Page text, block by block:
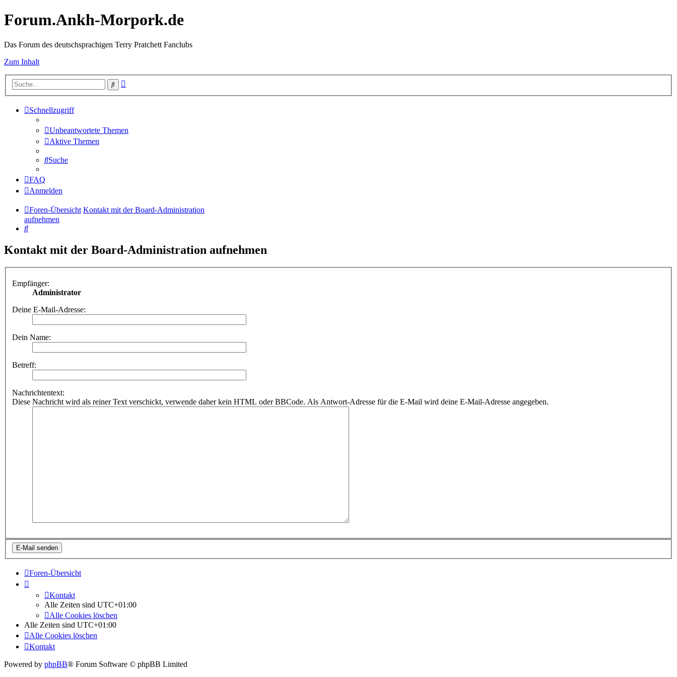
Forum.Ankh-Morpork.de
Das Forum des deutschsprachigen Terry Pratchett Fanclubs
Zum Inhalt
Suche
Schnellzugriff
Unbeantwortete Themen
Aktive Themen
Suche
FAQ
Anmelden
Foren-Übersicht Kontakt mit der Board-Administration
aufnehmen
Suche
Kontakt mit der Board-Administration aufnehmen
Empfänger:
Administrator
Deine E-Mail-Adresse:
Dein Name:
Betreff:
Nachrichtentext:
Diese Nachricht wird als reiner Text verschickt, verwende daher kein HTML oder BBCode. Als Antwort-Adresse für die E-Mail wird deine E-Mail-Adresse angegeben.
Foren-Übersicht
Kontakt
Alle Zeiten sind UTC+01:00
Alle Cookies löschen
Alle Zeiten sind UTC+01:00
Alle Cookies löschen
Kontakt
Powered by phpBB® Forum Software © phpBB Limited